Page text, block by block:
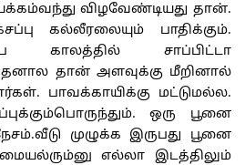
விழவேண்டியது தான்.
கல்லீரலையும் பாதிக்கும்.
காலத்தில் சாப்பிட்டா
தான் அளவுக்கு மீறினால்
பாவக்காயிக்கு மட்டுமல்ல.
ஒரு பூனை
முழுக்க இருபது பூனை
எல்லா இடத்திலும்